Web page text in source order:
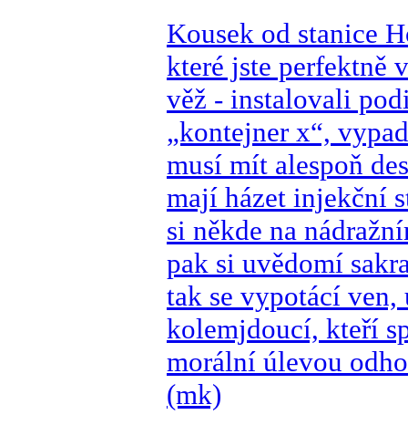
Kousek od stanice
které jste perfektně
věž - instalovali
„kontejner x“,
musí mít alespoň
mají házet injekční
si někde na
pak si uvědomí
tak se vypotácí ven,
kolemjdoucí, kteří
morální úlevou
(mk)